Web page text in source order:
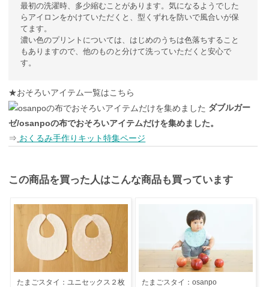
最初の洗濯時、多少縮むことがあります。気になるようでした
らアイロンをかけていただくと、型くずれを防いで風合いが保
てます。
濃い色のプリントについては、はじめのうちは色落ちすること
もありますので、他のものと分けて洗っていただくと安心で
す。
★おそろいアイテム一覧はこちら
ダブルガー
ゼ/osanpoの布でおそろいアイテムだけを集めました。
⇒ おくるみ手作りキット特集ページ
この商品を買った人はこんな商品も買っています
たまごスタイ：ユニセックス２枚
たまごスタイ：osanpo